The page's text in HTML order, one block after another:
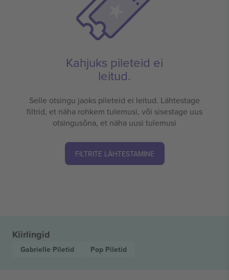
Kahjuks pileteid ei
leitud.
Selle otsingu jaoks pileteid ei leitud. Lähtestage
filtrid, et näha rohkem tulemusi, või sisestage uus
otsingusõna, et näha uusi tulemusi
FILTRITE LÄHTESTAMINE
Kiirlingid
Gabrielle Piletid Pop Piletid